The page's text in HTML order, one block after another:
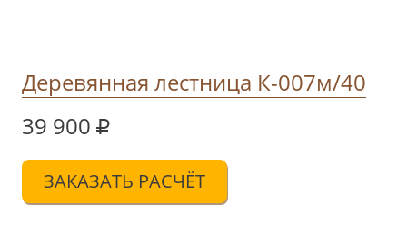
Деревянная лестница К-007м/40
39 900
ЗАКАЗАТЬ РАСЧЁТ